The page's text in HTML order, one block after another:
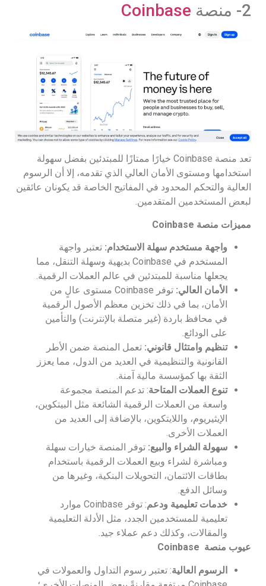
2- منصة Coinbase
تعد منصة Coinbase خيارًا ممتازًا للمبتدئين بفضل سهولة
استخدامها ومستوى الأمان العالي الذي تقدمه، إلا أن الرسوم
العالية والتحكم المحدود في المفاتيح الخاصة قد يكونان عائقين
لبعض المستخدمين المتقدمين.
مميزات منصة Coinbase
واجهة مستخدم سهلة الاستخدام: تعتبر واجهة
المستخدم في Coinbase بديهية وسهلة التنقل، مما
يجعلها مناسبة للمبتدئين في عالم العملات الرقمية.
الأمان العالي:
توفر Coinbase مستوى عالٍ من
الأمان، بما في ذلك تخزين معظم الأصول الرقمية
في محافظ باردة (غير متصلة بالإنترنت) والتأمين
على الودائع.
تنظيم وامتثال قانوني: تعمل المنصة ضمن الأطر
القانونية والتنظيمية في العديد من الدول، مما يعزز
الثقة بها كمؤسسة مالية آمنة.
تنوع العملات المتاحة: تدعم المنصة مجموعة
واسعة من العملات الرقمية الشائعة مثل البيتكوين،
الإيثيريوم، واللايتكوين، بالإضافة إلى العديد من
العملات الأخرى.
سهولة الشراء والبيع: توفر المنصة خيارات سهلة
ومباشرة لشراء وبيع العملات الرقمية باستخدام
بطاقات الائتمان، التحويلات البنكية، وغيرها من
وسائل الدفع.
خدمات تعليمية ودعم
: توفر Coinbase موارد
تعليمية للمستخدمين الجدد، مثل الأدلة التعليمية
والمقالات، وكذلك دعم عملاء جيد.
عيوب منصة
الرسوم العالية: تعتبر رسوم التداول والعمولات في